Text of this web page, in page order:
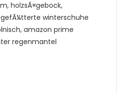
holzsÃ¤gebock,
winterschuhe
amazon prime
regenmantel